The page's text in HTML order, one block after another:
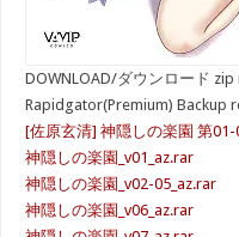
DOWNLOAD/ダウンロード zip
Rapidgator(Premium) Backup
[佐原玄清] 神隠しの楽園 第01-
神隠しの楽園_v01_az.rar
神隠しの楽園_v02-05_az.rar
神隠しの楽園_v06_az.rar